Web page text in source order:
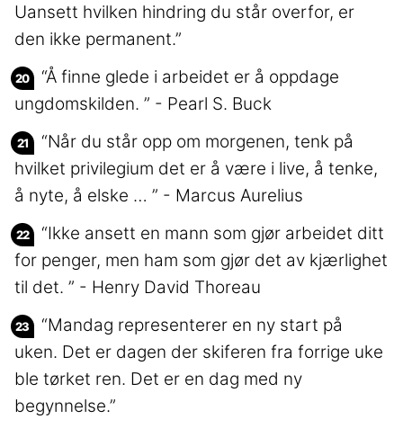
Uansett hvilken hindring du står overfor, er
den ikke permanent.”
“Å finne glede i arbeidet er å oppdage
ungdomskilden. ” - Pearl S. Buck
“Når du står opp om morgenen, tenk på
hvilket privilegium det er å være i live, å tenke,
å nyte, å elske … ” - Marcus Aurelius
“Ikke ansett en mann som gjør arbeidet ditt
for penger, men ham som gjør det av kjærlighet
til det. ” - Henry David Thoreau
“Mandag representerer en ny start på
uken. Det er dagen der skiferen fra forrige uke
ble tørket ren. Det er en dag med ny
begynnelse.”